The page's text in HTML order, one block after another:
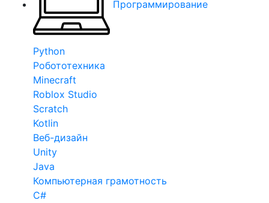
Программирование
Python
Робототехника
Minecraft
Roblox Studio
Scratch
Kotlin
Веб-дизайн
Unity
Java
Компьютерная грамотность
C#